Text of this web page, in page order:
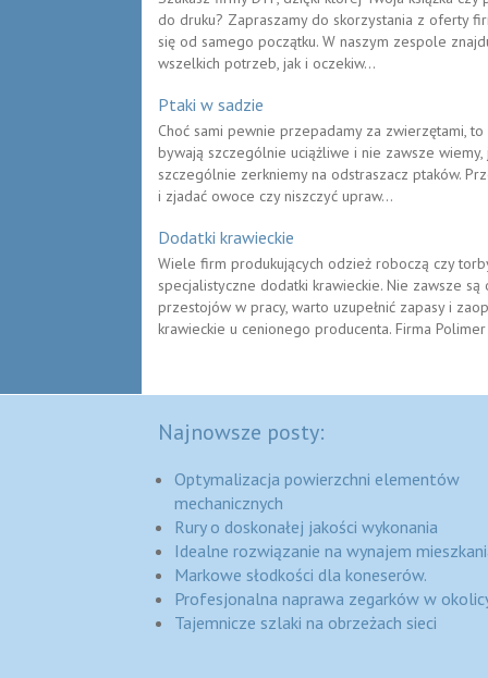
do druku? Zapraszamy do skorzystania z oferty
się od samego początku. W naszym zespole
wszelkich potrzeb, jak i oczekiw...
Ptaki w sadzie
Choć sami pewnie przepadamy za zwierzętami,
bywają szczególnie uciążliwe i nie zawsze
szczególnie zerkniemy na odstraszacz ptaków.
i zjadać owoce czy niszczyć upraw...
Dodatki krawieckie
Wiele firm produkujących odzież roboczą czy
specjalistyczne dodatki krawieckie. Nie zawsze
przestojów w pracy, warto uzupełnić zapasy i
krawieckie u cenionego producenta. Firma
Najnowsze posty:
Optymalizacja powierzchni elementów
mechanicznych
Rury o doskonałej jakości wykonania
Idealne rozwiązanie na wynajem
Markowe słodkości dla koneserów.
Profesjonalna naprawa zegarków w
Tajemnicze szlaki na obrzeżach sieci